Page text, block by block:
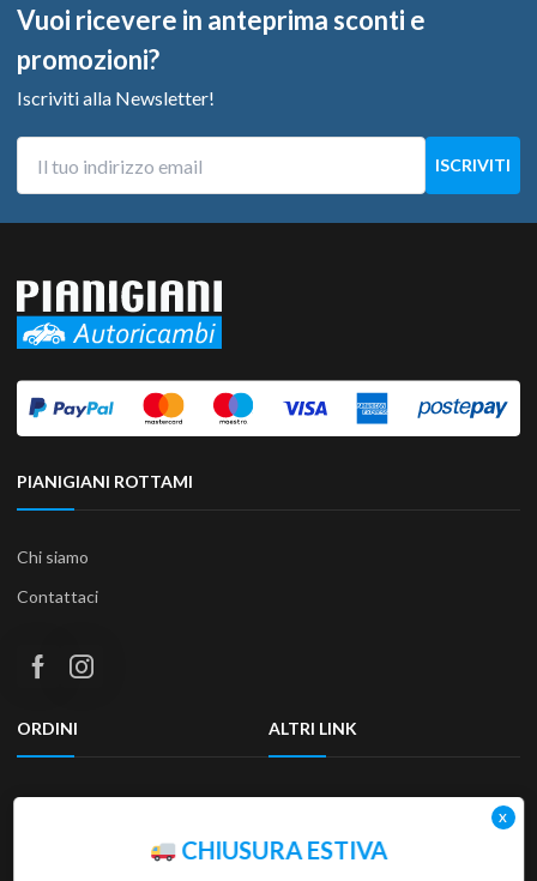
Vuoi ricevere in anteprima sconti e
promozioni?
Iscriviti alla Newsletter!
PIANIGIANI ROTTAMI
Chi siamo
Contattaci
ORDINI
Termini e condizioni
ALTRI LINK
Privacy Policy
Accessibilità
CHIUSURA ESTIVA